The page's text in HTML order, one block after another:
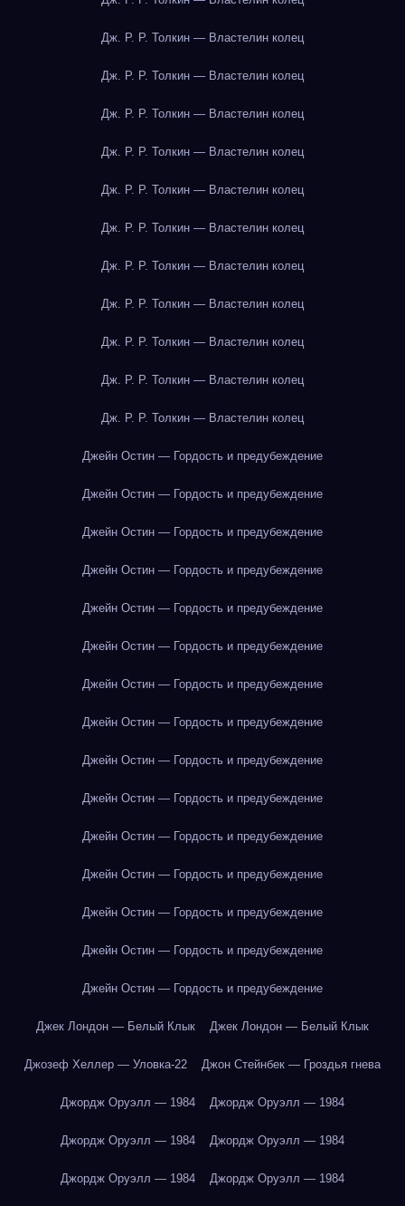
Дж. Р. Р. Толкин — Властелин колец
Дж. Р. Р. Толкин — Властелин колец
Дж. Р. Р. Толкин — Властелин колец
Дж. Р. Р. Толкин — Властелин колец
Дж. Р. Р. Толкин — Властелин колец
Дж. Р. Р. Толкин — Властелин колец
Дж. Р. Р. Толкин — Властелин колец
Дж. Р. Р. Толкин — Властелин колец
Дж. Р. Р. Толкин — Властелин колец
Дж. Р. Р. Толкин — Властелин колец
Дж. Р. Р. Толкин — Властелин колец
Джейн Остин — Гордость и предубеждение
Джейн Остин — Гордость и предубеждение
Джейн Остин — Гордость и предубеждение
Джейн Остин — Гордость и предубеждение
Джейн Остин — Гордость и предубеждение
Джейн Остин — Гордость и предубеждение
Джейн Остин — Гордость и предубеждение
Джейн Остин — Гордость и предубеждение
Джейн Остин — Гордость и предубеждение
Джейн Остин — Гордость и предубеждение
Джейн Остин — Гордость и предубеждение
Джейн Остин — Гордость и предубеждение
Джейн Остин — Гордость и предубеждение
Джейн Остин — Гордость и предубеждение
Джейн Остин — Гордость и предубеждение
Джек Лондон — Белый Клык Джек Лондон — Белый Клык
Джозеф Хеллер — Уловка-22 Джон Стейнбек — Гроздья гнева
Джордж Оруэлл — 1984 Джордж Оруэлл — 1984
Джордж Оруэлл — 1984 Джордж Оруэлл — 1984
Джордж Оруэлл — 1984 Джордж Оруэлл — 1984